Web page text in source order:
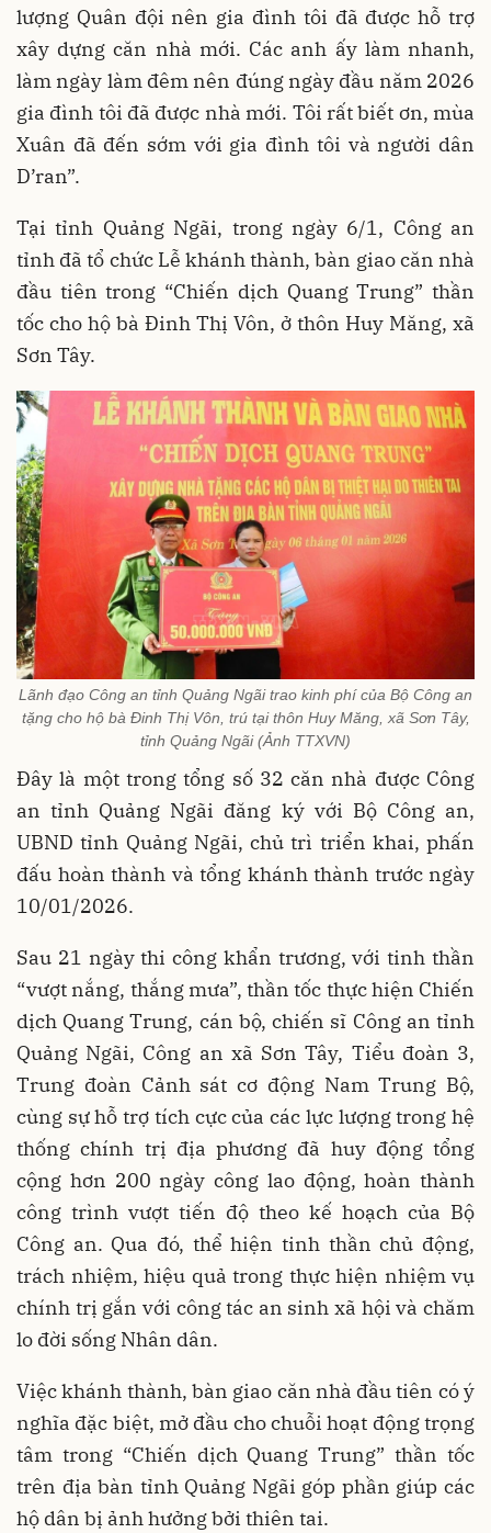
lượng Quân đội nên gia đình tôi đã được hỗ trợ
xây dựng căn nhà mới. Các anh ấy làm nhanh,
làm ngày làm đêm nên đúng ngày đầu năm 2026
gia đình tôi đã được nhà mới. Tôi rất biết ơn, mùa
Xuân đã đến sớm với gia đình tôi và người dân
D’ran”.
Tại tỉnh Quảng Ngãi, trong ngày 6/1, Công an
tỉnh đã tổ chức Lễ khánh thành, bàn giao căn nhà
đầu tiên trong “Chiến dịch Quang Trung” thần
tốc cho hộ bà Đinh Thị Vôn, ở thôn Huy Măng, xã
Sơn Tây.
Lãnh đạo Công an tỉnh Quảng Ngãi trao kinh phí của Bộ Công an
tặng cho hộ bà Đinh Thị Vôn, trú tại thôn Huy Măng, xã Sơn Tây,
tỉnh Quảng Ngãi (Ảnh TTXVN)
Đây là một trong tổng số 32 căn nhà được Công
an tỉnh Quảng Ngãi đăng ký với Bộ Công an,
UBND tỉnh Quảng Ngãi, chủ trì triển khai, phấn
đấu hoàn thành và tổng khánh thành trước ngày
10/01/2026.
Sau 21 ngày thi công khẩn trương, với tinh thần
“vượt nắng, thắng mưa”, thần tốc thực hiện Chiến
dịch Quang Trung, cán bộ, chiến sĩ Công an tỉnh
Quảng Ngãi, Công an xã Sơn Tây, Tiểu đoàn 3,
Trung đoàn Cảnh sát cơ động Nam Trung Bộ,
cùng sự hỗ trợ tích cực của các lực lượng trong hệ
thống chính trị địa phương đã huy động tổng
cộng hơn 200 ngày công lao động, hoàn thành
công trình vượt tiến độ theo kế hoạch của Bộ
Công an. Qua đó, thể hiện tinh thần chủ động,
trách nhiệm, hiệu quả trong thực hiện nhiệm vụ
chính trị gắn với công tác an sinh xã hội và chăm
lo đời sống Nhân dân.
Việc khánh thành, bàn giao căn nhà đầu tiên có ý
nghĩa đặc biệt, mở đầu cho chuỗi hoạt động trọng
tâm trong “Chiến dịch Quang Trung” thần tốc
trên địa bàn tỉnh Quảng Ngãi góp phần giúp các
hộ dân bị ảnh hưởng bởi thiên tai.